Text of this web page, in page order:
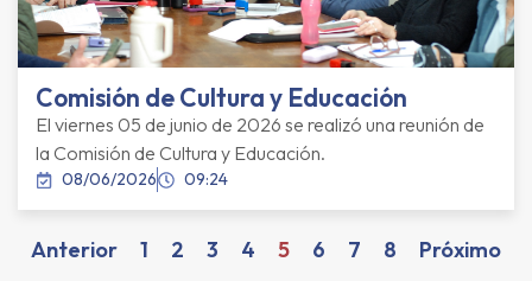
Comisión de Cultura y Educación
El viernes 05 de junio de 2026 se realizó una reunión de
la Comisión de Cultura y Educación.
08/06/2026 09:24
Anterior 1 2 3 4 5 6 7 8 Próximo